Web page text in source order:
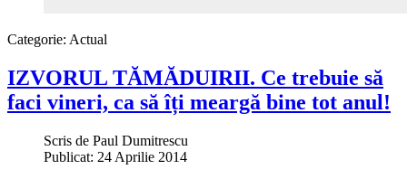
Categorie: Actual
IZVORUL TĂMĂDUIRII. Ce trebuie să
faci vineri, ca să îți meargă bine tot anul!
Scris de Paul Dumitrescu
Publicat: 24 Aprilie 2014